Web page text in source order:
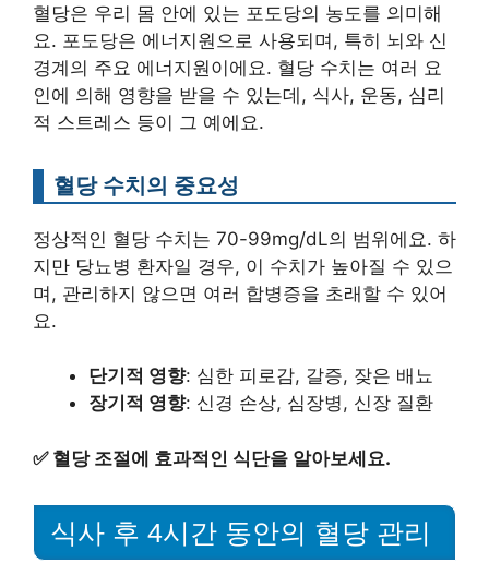
혈당은 우리 몸 안에 있는 포도당의 농도를 의미해
요. 포도당은 에너지원으로 사용되며, 특히 뇌와 신
경계의 주요 에너지원이에요. 혈당 수치는 여러 요
인에 의해 영향을 받을 수 있는데, 식사, 운동, 심리
적 스트레스 등이 그 예에요.
혈당 수치의 중요성
정상적인 혈당 수치는 70-99mg/dL의 범위에요. 하
지만 당뇨병 환자일 경우, 이 수치가 높아질 수 있으
며, 관리하지 않으면 여러 합병증을 초래할 수 있어
요.
단기적 영향: 심한 피로감, 갈증, 잦은 배뇨
장기적 영향: 신경 손상, 심장병, 신장 질환
✅ 혈당 조절에 효과적인 식단을 알아보세요.
식사 후 4시간 동안의 혈당 관리